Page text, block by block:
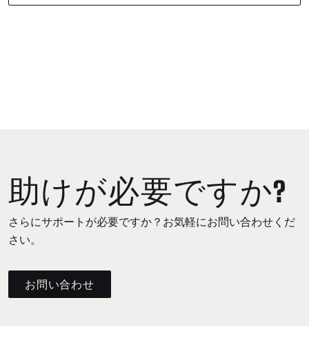
助けが必要ですか?
さらにサポートが必要ですか？お気軽にお問い合わせくだ
さい。
お問い合わせ